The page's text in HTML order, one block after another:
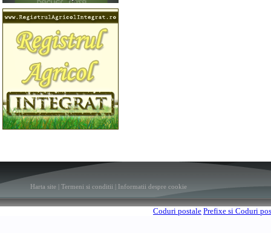
Harta site | Termeni si conditii | Informatii despre cookie
Coduri postale Prefixe si Coduri